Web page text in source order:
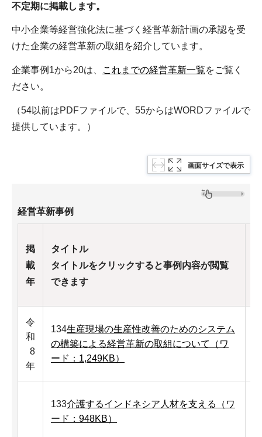
不定期に掲載します。
中小企業等経営強化法に基づく経営革新計画の承認を受
けた企業の経営革新の取組を紹介しています。
企業事例1から20は、 これまでの経営革新一覧をご覧く
ださい。
（54以前はPDFファイルで、55からはWORDファイルで
提供しています。）
画面サイズで表示
経営革新事例
掲
載
年
タイトル
タイトルをクリックすると事例内容が閲覧
できます
令
和
8
年
134生産現場の生産性改善のためのシステム
の構築による経営革新の取組について（ワ
ード：1,249KB）
133介護するインドネシア人材を支える（ワ
ード：948KB）